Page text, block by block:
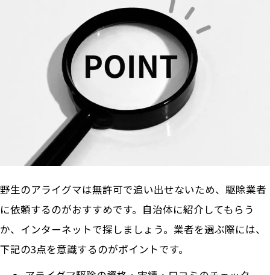
野生のアライグマは無許可で追い出せないため、駆除業者
に依頼するのがおすすめです。自治体に紹介してもらう
か、インターネットで探しましょう。業者を選ぶ際には、
下記の3点を意識するのがポイントです。